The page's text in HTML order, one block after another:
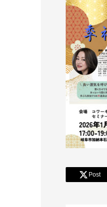
Post